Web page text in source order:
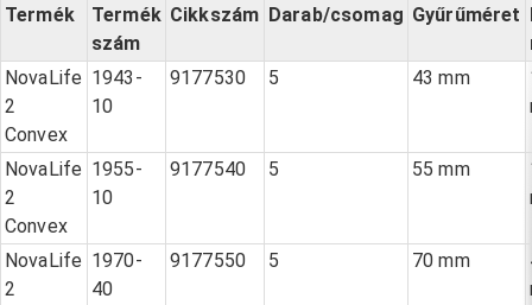
Termék
Termék
szám
Cikkszám Darab/csomag Gyűrűméret
NovaLife
2
Convex
1943-
10
9177530 5 43 mm
NovaLife
2
Convex
1955-
10
9177540 5 55 mm
NovaLife
2
1970-
40
9177550 5 70 mm